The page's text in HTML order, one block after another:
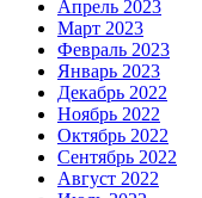
Апрель 2023
Март 2023
Февраль 2023
Январь 2023
Декабрь 2022
Ноябрь 2022
Октябрь 2022
Сентябрь 2022
Август 2022